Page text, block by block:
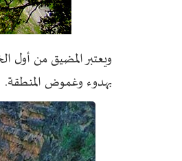
ويعتبر المضيق من أول
بهدوء وغموض المنطقة.